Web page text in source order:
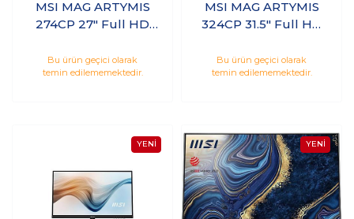
MSI MAG ARTYMIS
274CP 27" Full HD
Dp Type-C Curved
Gaming Monitör
Bu ürün geçici olarak
temin edilememektedir.
MSI MAG ARTYMIS
324CP 31.5" Full HD
Dp Type-C Curved
Gaming
Bu ürün geçici olarak
temin edilememektedir.